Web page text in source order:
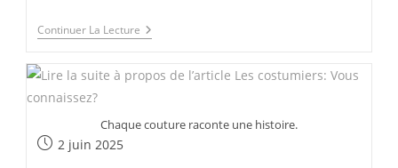
Continuer La Lecture Interview
Exclusive
David
Le
Chaque couture raconte une histoire.
Publication
2 juin 2025